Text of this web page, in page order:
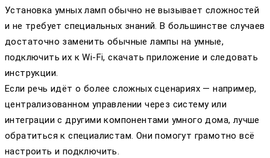
Установка умных ламп обычно не вызывает сложностей
и не требует специальных знаний. В большинстве случаев
достаточно заменить обычные лампы на умные,
подключить их к Wi-Fi, скачать приложение и следовать
инструкции.
Если речь идёт о более сложных сценариях — например,
централизованном управлении через систему или
интеграции с другими компонентами умного дома, лучше
обратиться к специалистам. Они помогут грамотно всё
настроить и подключить.